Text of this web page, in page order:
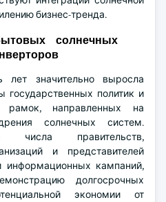
бизнес-тренда.
солнечных
лет значительно выросла
государственных политик и
рамок, направленных на
солнечных систем.
числа правительств,
и представителей
информационных кампаний,
долгосрочных
экономии от